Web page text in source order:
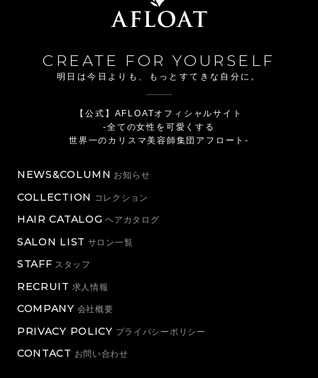
CREATE FOR YOURSELF
明日は今日よりも、もっとすてきな自分に。
【公式】AFLOATオフィシャルサイト
-全ての女性を可愛くする
世界一のカリスマ美容師集団アフロート-
NEWS&COLUMN お知らせ
COLLECTION コレクション
HAIR CATALOG ヘアカタログ
SALON LIST サロン一覧
STAFF スタッフ
RECRUIT 求人情報
COMPANY 会社概要
PRIVACY POLICY プライバシーポリシー
CONTACT お問い合わせ